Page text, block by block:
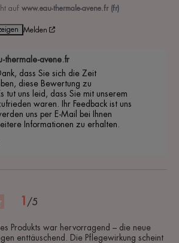
auf www.eau-thermale-avene.fr (fr)
Melden
thermale-avene.fr
dass Sie sich die Zeit
diese Bewertung zu
tut uns leid, dass Sie mit unserem
waren. Ihr Feedback ist uns
uns per E-Mail bei Ihnen
Informationen zu erhalten.
1 /5
Produkts war hervorragend – die neue
enttäuschend. Die Pflegewirkung scheint